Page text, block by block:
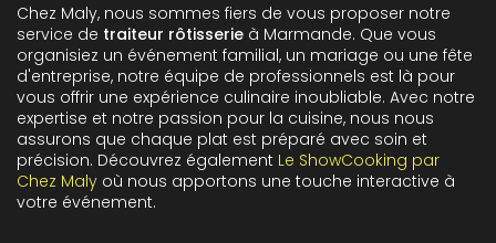
Chez Maly, nous sommes fiers de vous proposer notre
service de traiteur rôtisserie à Marmande. Que vous
organisiez un événement familial, un mariage ou une fête
d'entreprise, notre équipe de professionnels est là pour
vous offrir une expérience culinaire inoubliable. Avec notre
expertise et notre passion pour la cuisine, nous nous
assurons que chaque plat est préparé avec soin et
précision. Découvrez également Le ShowCooking par
Chez Maly où nous apportons une touche interactive à
votre événement.